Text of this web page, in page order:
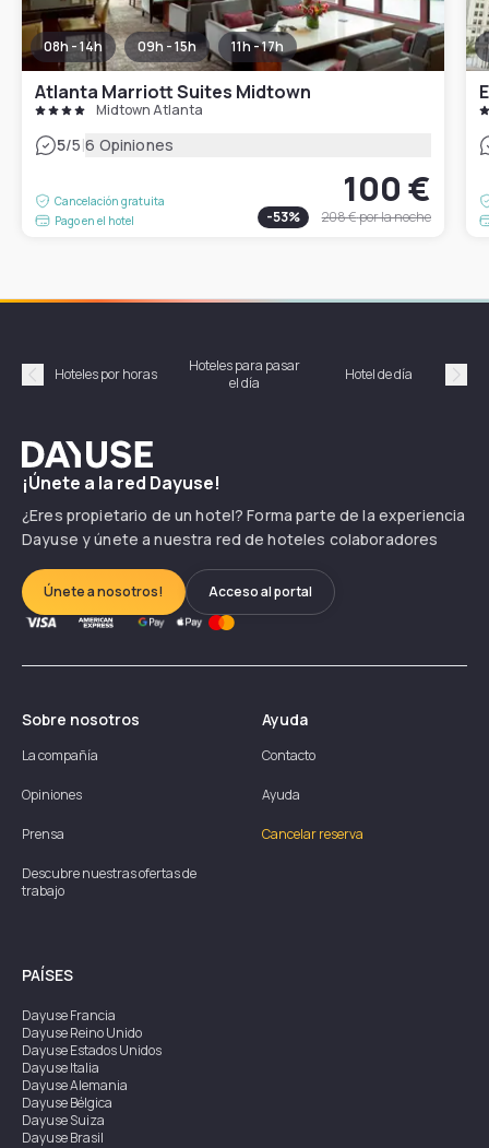
08h - 14h 09h - 15h 11h - 17h
Atlanta Marriott Suites Midtown
Midtown Atlanta
5/5|6 Opiniones
Cancelación gratuita
Pago en el hotel
100 €
-53% 208 €por la noche
Précédent
Hoteles por horas
Hoteles para pasar
el día
Hotel de día
Dayuse
¡Únete a la red Dayuse!
¿Eres propietario de un hotel? Forma parte de la experiencia
Dayuse y únete a nuestra red de hoteles colaboradores
Únete a nosotros! Acceso al portal
Sobre nosotros
La compañía
Opiniones
Prensa
Descubre nuestras ofertas de
trabajo
Ayuda
Contacto
Ayuda
Cancelar reserva
PAÍSES
DayuseFrancia
DayuseReino Unido
DayuseEstados Unidos
DayuseItalia
DayuseAlemania
DayuseBélgica
DayuseSuiza
DayuseBrasil